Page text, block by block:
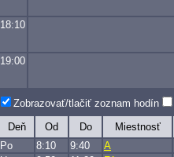
18:10
19:00
Zobrazovať/tlačiť zoznam hodín
Deň Od Do Miestnosť
Po
8:10 9:40 A